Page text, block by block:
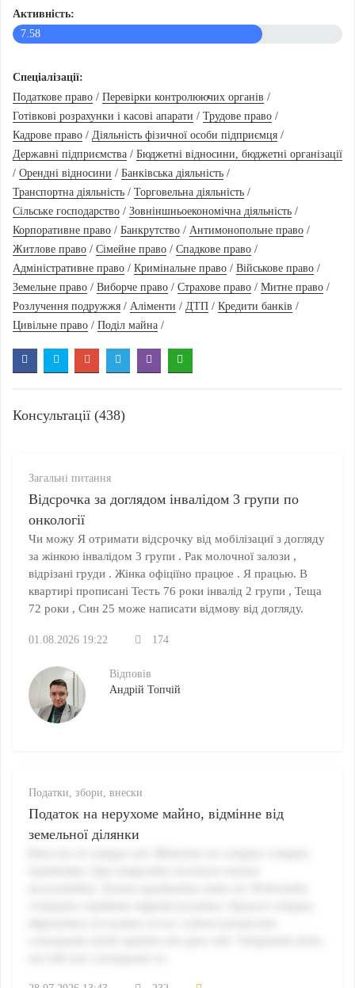
Активність:
7.58
Спеціалізації:
Податкове право / Перевірки контролюючих органів /
Готівкові розрахунки і касові апарати / Трудове право /
Кадрове право / Діяльність фізичної особи підприємця /
Державні підприємства / Бюджетні відносини, бюджетні організації
/ Орендні відносини / Банківська діяльність /
Транспортна діяльність / Торговельна діяльність /
Сільське господарство / Зовніншньоекономічна діяльність /
Корпоративне право / Банкрутство / Антимонопольне право /
Житлове право / Сімейне право / Спадкове право /
Адміністративне право / Кримінальне право / Військове право /
Земельне право / Виборче право / Страхове право / Митне право /
Розлучення подружжя / Аліменти / ДТП / Кредити банків /
Цивільне право / Поділ майна /
Консультації (438)
Загальні питання
Відсрочка за доглядом інвалідом 3 групи по
онкології
Чи можу Я отримати відсрочку від мобілізациї з догляду
за жінкою інвалідом 3 групи . Рак молочної залози ,
відрізані груди . Жінка офіціїно працюе . Я працью. В
квартирі прописані Тесть 76 роки інвалід 2 групи , Теща
72 роки , Син 25 може написати відмову від догляду.
01.08.2026 19:22 174
Відповів
Андрій Топчій
Податки, збори, внески
Податок на нерухоме майно, відмінне від
земельної ділянки